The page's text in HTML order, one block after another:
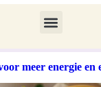
meer energie en